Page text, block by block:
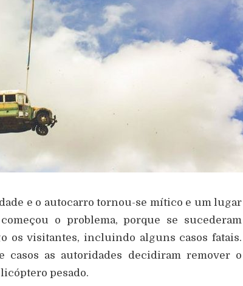
e o autocarro tornou-se mítico e um lugar
o problema, porque se sucederam
os visitantes, incluindo alguns casos fatais.
casos as autoridades decidiram remover o
pesado.